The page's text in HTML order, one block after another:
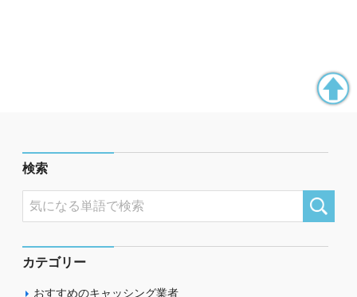
検索
カテゴリー
おすすめのキャッシング業者